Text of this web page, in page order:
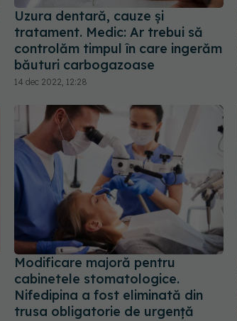
Uzura dentară, cauze și
tratament. Medic: Ar trebui să
controlăm timpul în care ingerăm
băuturi carbogazoase
14 dec 2022, 12:28
Modificare majoră pentru
cabinetele stomatologice.
Nifedipina a fost eliminată din
trusa obligatorie de urgență